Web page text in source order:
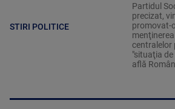
STIRI POLITICE
Partidul
precizat,
promovat-
centralelor
"situaţia
află